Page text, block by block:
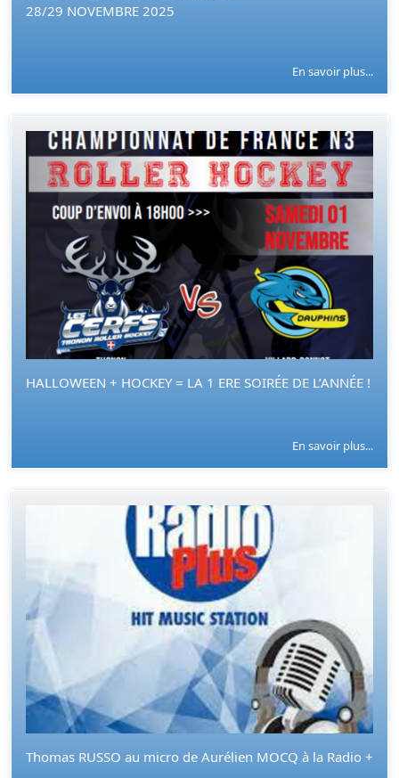
28/29 NOVEMBRE 2025
En savoir plus...
HALLOWEEN + HOCKEY = LA 1 ERE SOIRÉE DE L’ANNÉE !
En savoir plus...
Thomas RUSSO au micro de Aurélien MOCQ à la Radio +